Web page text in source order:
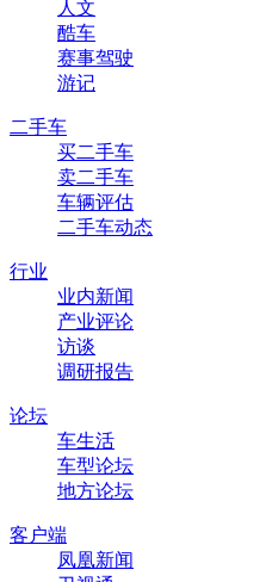
人文
酷车
赛事驾驶
游记
二手车
买二手车
卖二手车
车辆评估
二手车动态
行业
业内新闻
产业评论
访谈
调研报告
论坛
车生活
车型论坛
地方论坛
客户端
凤凰新闻